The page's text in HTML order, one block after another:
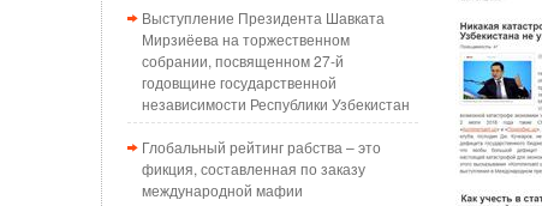
Выступление Президента Шавката
Мирзиёева на торжественном
собрании, посвященном 27-й
годовщине государственной
независимости Республики Узбекистан
Глобальный рейтинг рабства – это
фикция, составленная по заказу
международной мафии